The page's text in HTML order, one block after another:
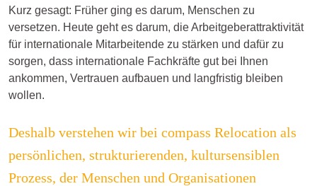
Kurz gesagt: Früher ging es darum, Menschen zu
versetzen. Heute geht es darum, die Arbeitgeberattraktivität
für internationale Mitarbeitende zu stärken und dafür zu
sorgen, dass internationale Fachkräfte gut bei Ihnen
ankommen, Vertrauen aufbauen und langfristig bleiben
wollen.
Deshalb verstehen wir bei compass Relocation als
persönlichen, strukturierenden, kultursensiblen
Prozess, der Menschen und Organisationen